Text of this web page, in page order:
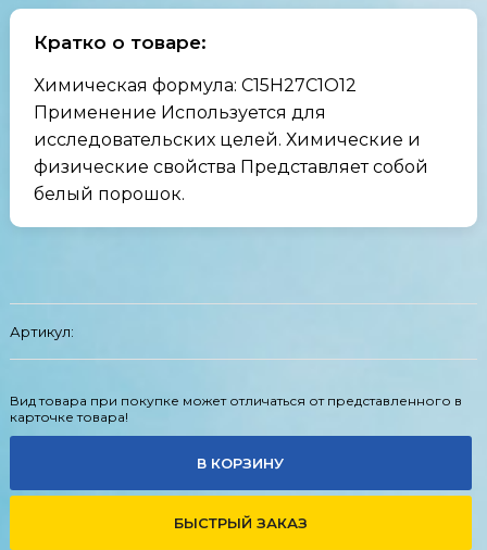
Кратко о товаре:
Химическая формула: С15Н27С1О12
Применение Используется для
исследовательских целей. Химические и
физические свойства Представляет собой
белый порошок.
Артикул:
Вид товара при покупке может отличаться от представленного в
карточке товара!
В КОРЗИНУ
БЫСТРЫЙ ЗАКАЗ